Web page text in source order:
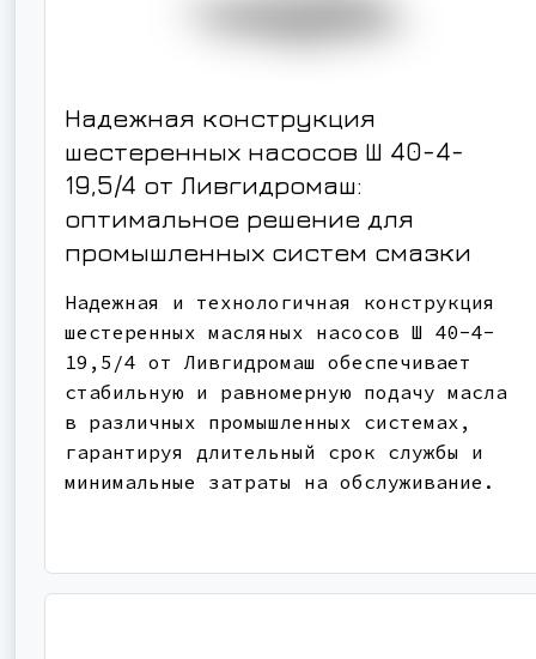
Надежная конструкция
шестеренных насосов Ш 40-4-
19,5/4 от Ливгидромаш:
оптимальное решение для
промышленных систем смазки
Надежная и технологичная конструкция
шестеренных масляных насосов Ш 40-4-
19,5/4 от Ливгидромаш обеспечивает
стабильную и равномерную подачу масла
в различных промышленных системах,
гарантируя длительный срок службы и
минимальные затраты на обслуживание.